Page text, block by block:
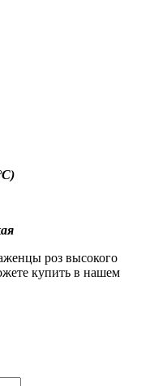
роз высокого
купить в нашем